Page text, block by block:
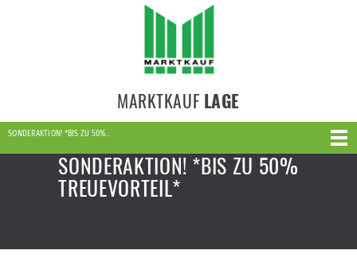
MARKTKAUF LAGE
SONDERAKTION! *BIS ZU 50%…
SONDERAKTION! *BIS ZU 50%
TREUEVORTEIL*